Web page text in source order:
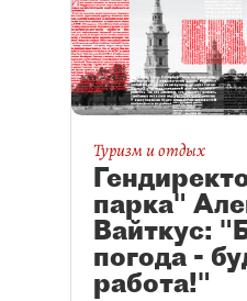
Туризм и отдых
парка"
Вайткус:
погода -
работа!"